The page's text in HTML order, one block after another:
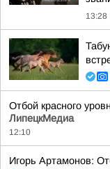
13:28
Отбой красного
ЛипецкМедиа
12:10
Игорь Артамонов: